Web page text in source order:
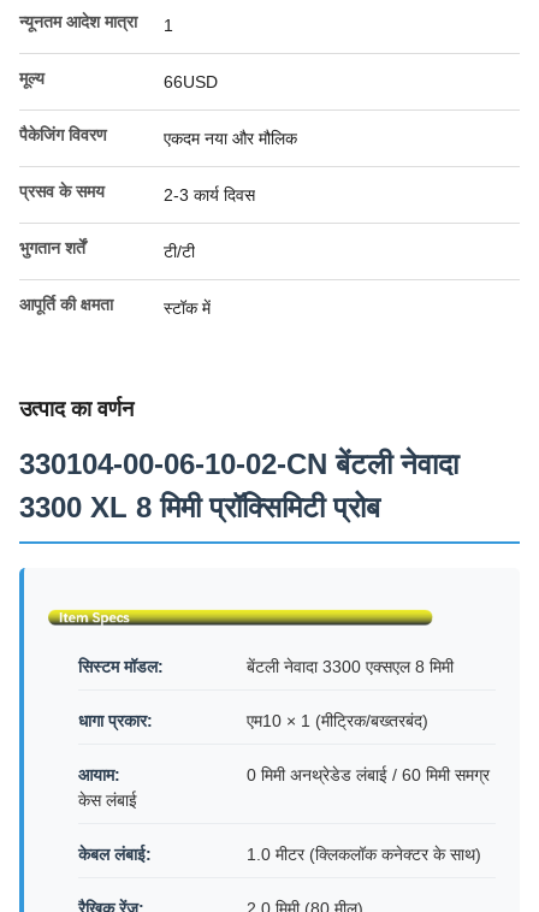
न्यूनतम आदेश मात्रा 1
मूल्य 66USD
पैकेजिंग विवरण एकदम नया और मौलिक
प्रसव के समय 2-3 कार्य दिवस
भुगतान शर्तें टी/टी
आपूर्ति की क्षमता स्टॉक में
उत्पाद का वर्णन
330104-00-06-10-02-CN बेंटली नेवादा
3300 XL 8 मिमी प्रॉक्सिमिटी प्रोब
सिस्टम मॉडल: बेंटली नेवादा 3300 एक्सएल 8 मिमी
धागा प्रकार: एम10 × 1 (मीट्रिक/बख्तरबंद)
आयाम:
0 मिमी अनथ्रेडेड लंबाई / 60 मिमी समग्र
केस लंबाई
केबल लंबाई: 1.0 मीटर (क्लिकलॉक कनेक्टर के साथ)